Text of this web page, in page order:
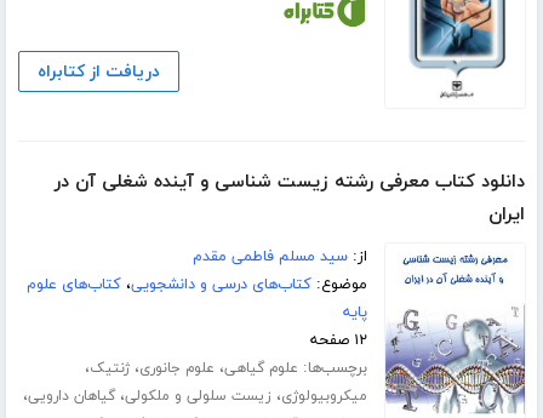
دریافت از کتابراه
دانلود کتاب معرفی رشته زیست شناسی و آینده شغلی آن در
ایران
از:سید مسلم فاطمی مقدم
موضوع:کتاب‌های درسی و دانشجویی،کتاب‌های علوم
پایه
۱۲ صفحه
برچسب‌ها: علوم گیاھی، علوم جانوری،ژنتیک،
میکروبیولوژی، زیست سلولی و ملکولی،گیاھان دارویی،